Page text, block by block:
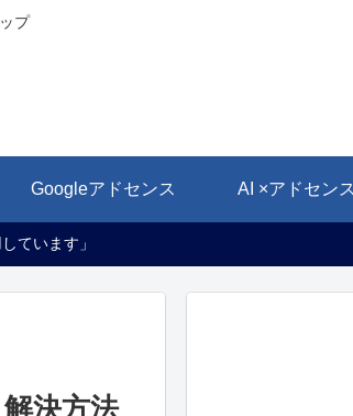
プ
Googleアドセンス AI ×アドセンス
ています」
決方法